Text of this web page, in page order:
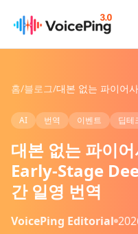
홈/블로그/
AI 번역 이벤트 딥테
대본 없는 파이
Early-Stage
간 일영 번역
VoicePing Editorial